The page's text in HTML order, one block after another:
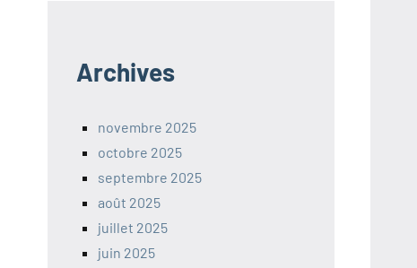
Archives
novembre 2025
octobre 2025
septembre 2025
août 2025
juillet 2025
juin 2025